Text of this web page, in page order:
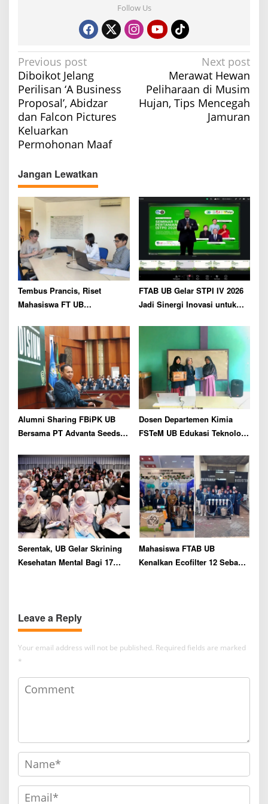
Follow Us
P
o
s
t
n
a
i
g
a
t
i
o
n
Previous post
Diboikot Jelang
Perilisan ‘A Business
Proposal’, Abidzar
dan Falcon Pictures
Keluarkan
Permohonan Maaf
Next post
Merawat Hewan
Peliharaan di Musim
Hujan, Tips Mencegah
Jamuran
Jangan Lewatkan
Tembus Prancis, Riset
Mahasiswa FT UB
Telekomunikasi Tangguh
Hadapi Perubahan Iklim
FTAB UB Gelar STPI IV 2026
Jadi Sinergi Inovasi untuk
Alumni Sharing FBiPK UB
Bersama PT Advanta Seeds
Pertanian terhadap Tantangan
Industri Benih Modern
Dosen Departemen Kimia
FSTeM UB Edukasi Teknologi
Sederhana Berbasis
Adsorben di Pondok
Pesantren Daarul Ukhuwwah
Putri 1 Malang
Serentak, UB Gelar Skrining
Kesehatan Mental Bagi 17
Mahasiswa FTAB UB
Kenalkan Ecofilter 12 Sebagai
Leave a Reply
Your email address will not be published. Required fields are marked
*